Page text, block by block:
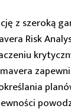
z szeroką
Risk